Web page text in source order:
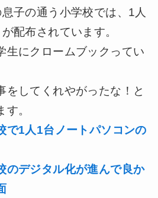
子の通う小学校では、1人
配布されています。
生にクロームブックってい
をしてくれやがったな！と
。
で1人1台ノートパソコンの
のデジタル化が進んで良か